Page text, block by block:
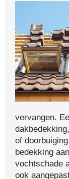
vervangen.
of
bedekking
vochtschade
ook